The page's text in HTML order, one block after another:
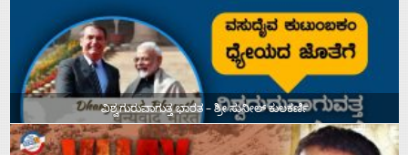
ವಿಶ್ವಗುರುವಾಗುತ್ತ ಭಾರತ – ಶ್ರೀ ಸುನೀಲ್‌ ಕುಲಕರ್ಣಿ